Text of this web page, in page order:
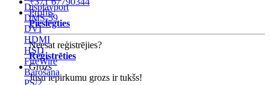
Displayport
DMS-59
DVI
HDMI
HSD
FireWire
Barošana
PS/2
Profils
Pieslēgties
Neesat reģistrējies?
Reģistrēties
Grozs
Jūsu iepirkumu grozs ir tukšs!